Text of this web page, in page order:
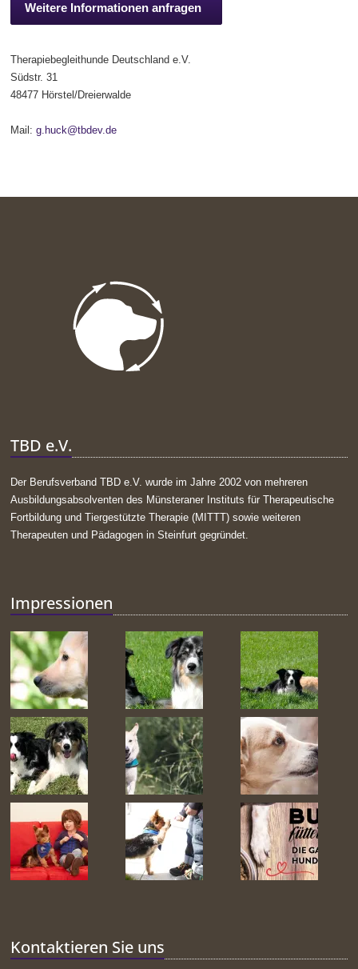
Weitere Informationen anfragen
Therapiebegleithunde Deutschland e.V.
Südstr. 31
48477 Hörstel/Dreierwalde
Mail:g.huck@tbdev.de
TBD e.V.
Der Berufsverband TBD e.V. wurde im Jahre 2002 von mehreren
Ausbildungsabsolventen des Münsteraner Instituts für Therapeutische
Fortbildung und Tiergestützte Therapie (MITTT) sowie weiteren
Therapeuten und Pädagogen in Steinfurt gegründet.
Impressionen
Kontaktieren Sie uns